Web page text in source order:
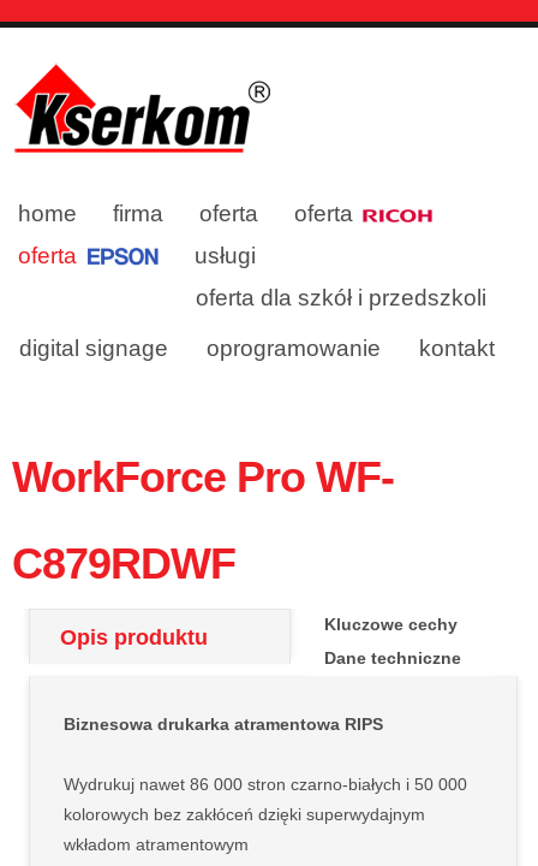
home firma oferta
oferta
oferta
usługi
oferta dla szkół i przedszkoli
digital signage
oprogramowanie kontakt
WorkForce Pro WF-
C879RDWF
Opis produktu
Kluczowe cechy
Dane techniczne
Biznesowa drukarka atramentowa RIPS
Wydrukuj nawet 86 000 stron czarno-białych i 50 000
kolorowych bez zakłóceń dzięki superwydajnym
wkładom atramentowym